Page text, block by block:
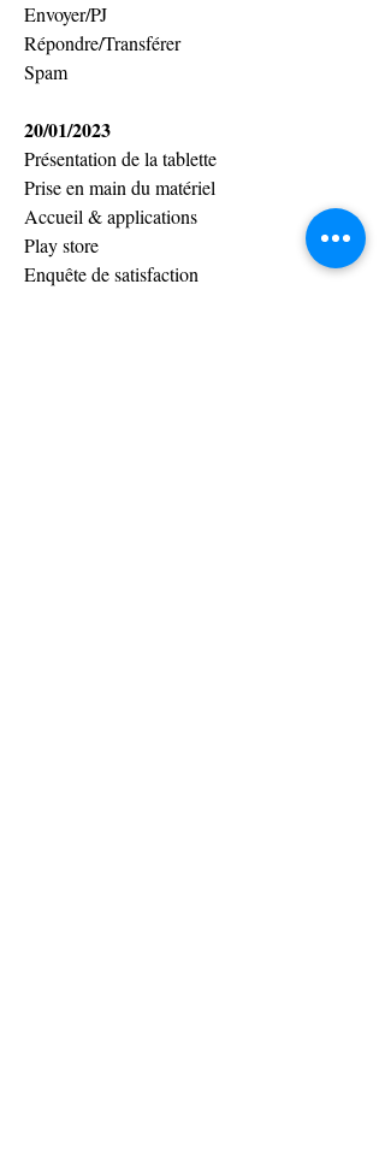
Envoyer/PJ
Répondre/Transférer
Spam
20/01/2023
Présentation de la tablette
Prise en main du matériel
Accueil & applications
Play store
Enquête de satisfaction